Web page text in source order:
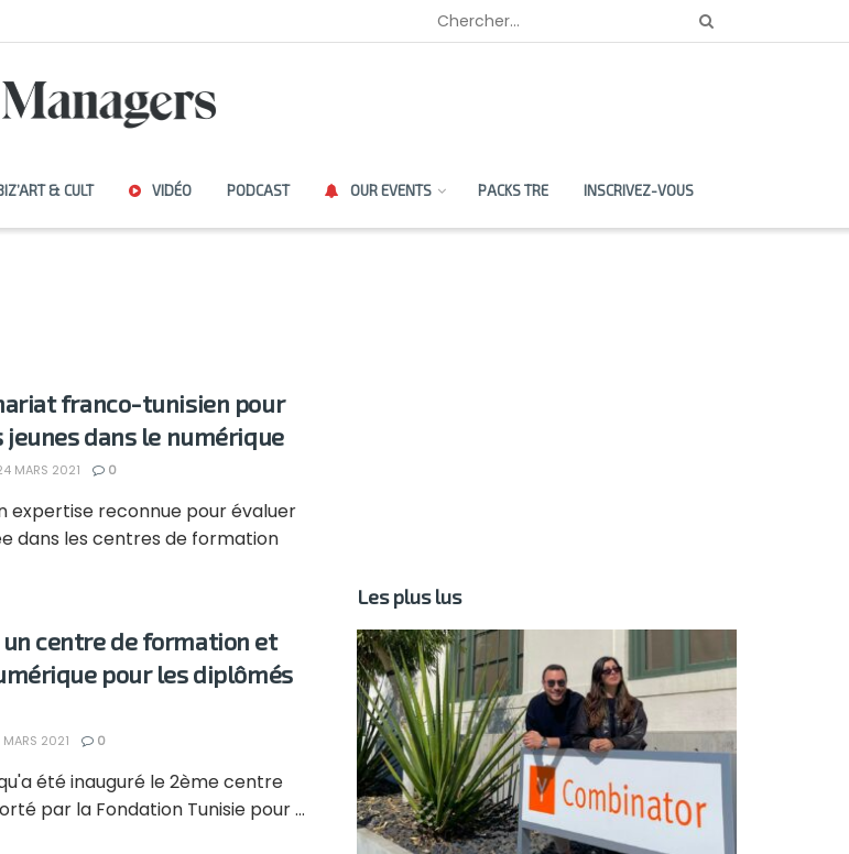
& CULT VIDÉO PODCAST OUR EVENTS PACKS TRE INSCRIVEZ-VOUS
franco-tunisien pour
jeunes dans le numérique
MARS 2021 0
expertise reconnue pour évaluer
dans les centres de formation
un centre de formation et
pour les diplômés
2021 0
été inauguré le 2ème centre
par la Fondation Tunisie pour ...
Les plus lus